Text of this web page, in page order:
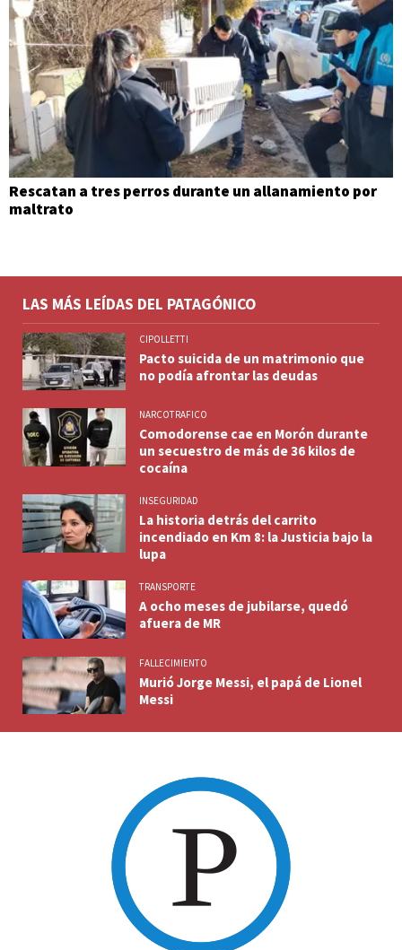
Rescatan a tres perros durante un allanamiento por
maltrato
LAS MÁS LEÍDAS DEL PATAGÓNICO
CIPOLLETTI
Pacto suicida de un matrimonio que
no podía afrontar las deudas
NARCOTRAFICO
Comodorense cae en Morón durante
un secuestro de más de 36 kilos de
cocaína
INSEGURIDAD
La historia detrás del carrito
incendiado en Km 8: la Justicia bajo la
lupa
TRANSPORTE
A ocho meses de jubilarse, quedó
afuera de MR
FALLECIMIENTO
Murió Jorge Messi, el papá de Lionel
Messi